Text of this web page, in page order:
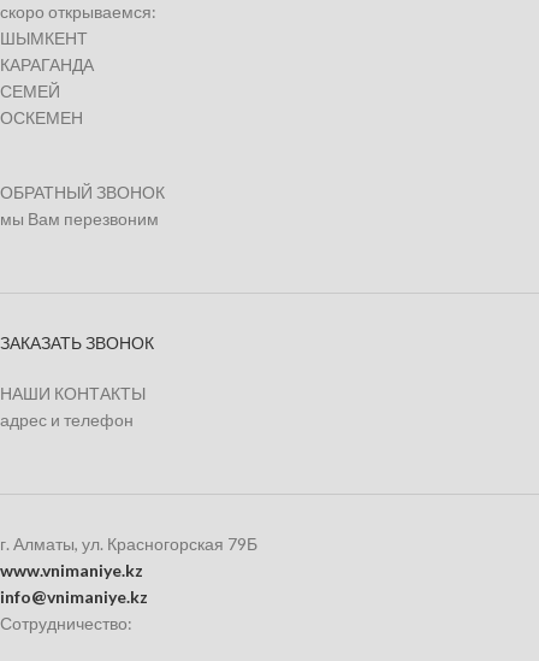
скоро открываемся:
ШЫМКЕНТ
КАРАГАНДА
СЕМЕЙ
ОСКЕМЕН
ОБРАТНЫЙ ЗВОНОК
мы Вам перезвоним
ЗАКАЗАТЬ ЗВОНОК
НАШИ КОНТАКТЫ
адрес и телефон
г. Алматы, ул. Красногорская 79Б
www.vnimaniye.kz
info@vnimaniye.kz
Сотрудничество: